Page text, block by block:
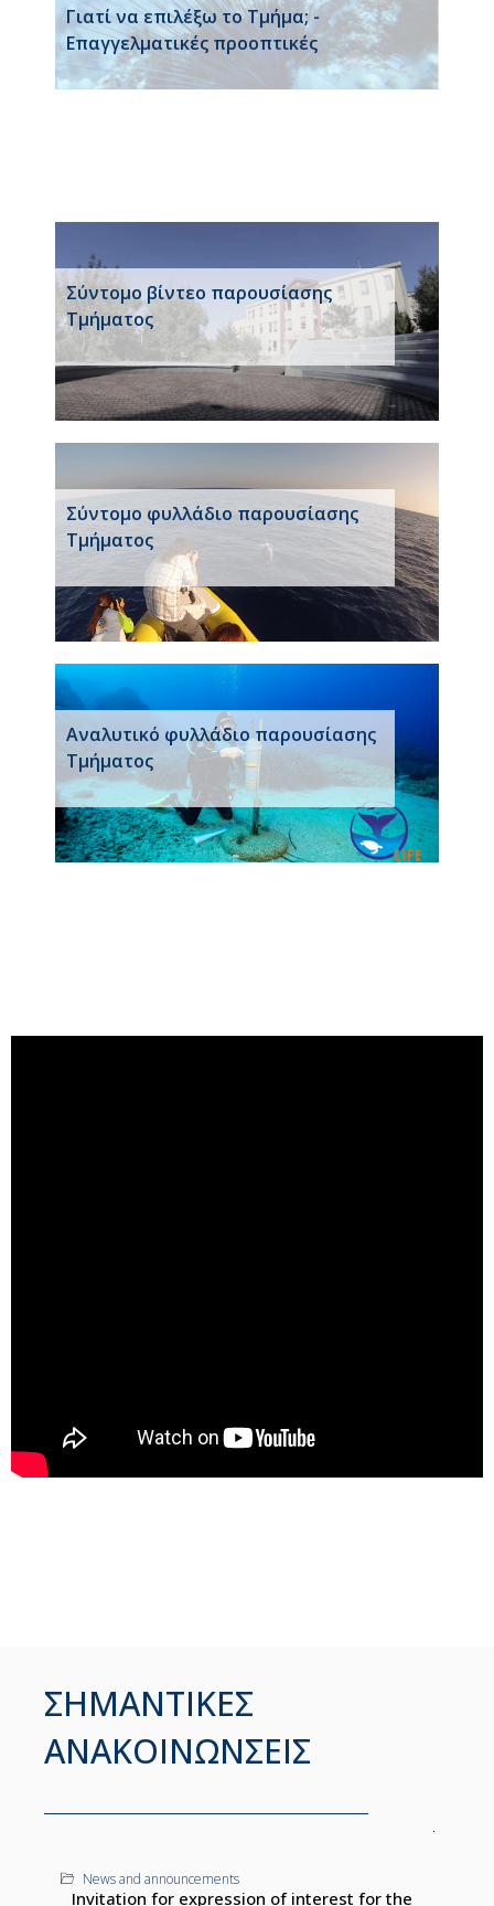
Γιατί να επιλέξω το Τμήμα; -
Επαγγελματικές προοπτικές
Σύντομο βίντεο παρουσίασης
Τμήματος
Σύντομο φυλλάδιο παρουσίασης
Τμήματος
Αναλυτικό φυλλάδιο παρουσίασης
Τμήματος
ΣΗΜΑΝΤΙΚΕΣ
ΑΝΑΚΟΙΝΩΝΣΕΙΣ
News and announcements
Invitation for expression of interest for the